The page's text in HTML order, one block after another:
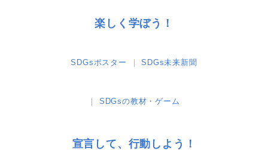
楽しく学ぼう！
SDGsポスター SDGs未来新聞
SDGsの教材・ゲーム
宣言して、行動しよう！